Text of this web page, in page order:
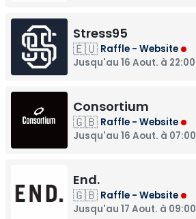
Stress95
🇪🇺 Raffle - Website
Jusqu'au 16 Aout. à 22:00
Consortium
🇬🇧 Raffle - Website
Jusqu'au 16 Aout. à 07:00
End.
🇬🇧 Raffle - Website
Jusqu'au 17 Aout. à 09:00